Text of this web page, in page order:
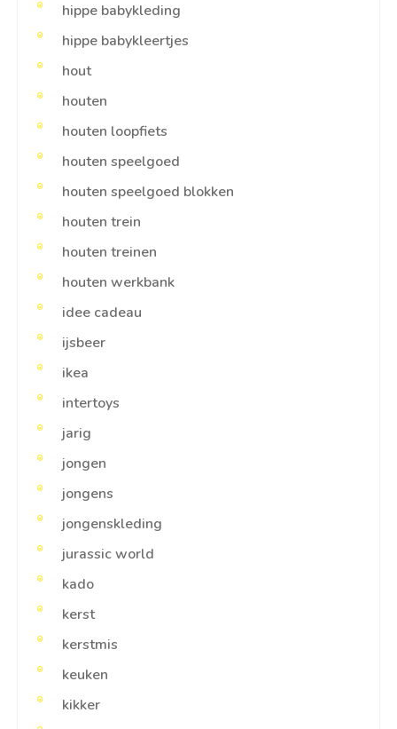
hippe babykleding
hippe babykleertjes
hout
houten
houten loopfiets
houten speelgoed
houten speelgoed blokken
houten trein
houten treinen
houten werkbank
idee cadeau
ijsbeer
ikea
intertoys
jarig
jongen
jongens
jongenskleding
jurassic world
kado
kerst
kerstmis
keuken
kikker